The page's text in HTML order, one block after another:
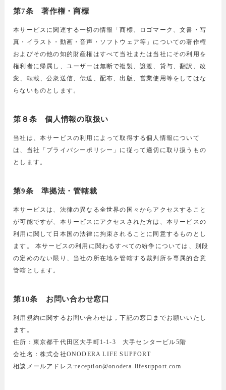
第7条 著作権・商標
本サービスに関連する一切の情報「商標、ロゴマーク、文書・写
真・イラスト・動画・音声・ソフトウェア等」についての著作権
およびその他の知的財産権はすべて当社または当社にその利用を
権利者に帰属し、ユーザーは無断で複製、譲渡、貸与、翻訳、改
変、転載、公衆送信、伝送、配布、出版、営業使用等をしてはな
らないものとします。
第８条 個人情報の取扱い
当社は、本サービスの利用によって取得する個人情報について
は、当社「プライバシーポリシー」に従って適切に取り扱うもの
とします。
第9条 準拠法・管轄裁
本サービスは、法律の異なる全世界の国々からアクセスすること
が可能ですが、本サービスにアクセスされた方は、本サービスの
利用に関して日本国の法律に拘束されることに同意するものとし
ます。 本サービスの利用に関わるすべての紛争については、別段
の定めのない限り、当社の所在地を管轄する裁判所を専属的合意
管轄とします。
第10条 お問い合わせ窓口
利用規約に関するお問い合わせは，下記の窓口までお願いいたし
ます。
住所：東京都千代田区大手町1-1-3 大手センタービル5階
会社名：株式会社ONODERA LIFE SUPPORT
相談メールアドレス:reception@onodera-lifesupport.com